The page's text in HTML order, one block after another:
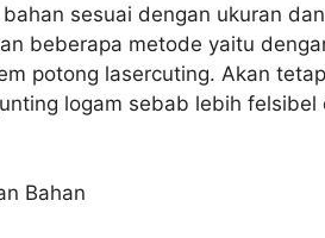
sesuai dengan ukuran
beberapa metode yaitu
potong lasercuting. Akan
logam sebab lebih
Bahan